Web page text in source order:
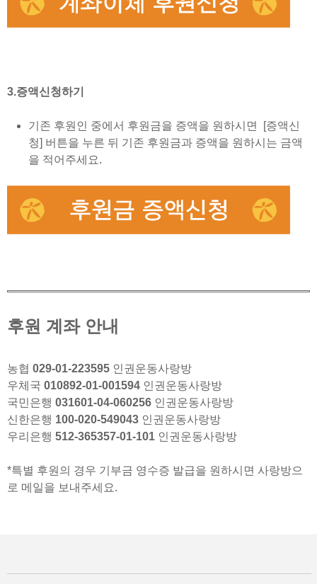
3.증액신청하기
기존 후원인 중에서 후원금을 증액을 원하시면 [증액신
청] 버튼을 누른 뒤 기존 후원금과 증액을 원하시는 금액
을 적어주세요.
후원 계좌 안내
농협 029-01-223595 인권운동사랑방
우체국 010892-01-001594 인권운동사랑방
국민은행 031601-04-060256 인권운동사랑방
신한은행 100-020-549043 인권운동사랑방
우리은행 512-365357-01-101 인권운동사랑방
*특별 후원의 경우 기부금 영수증 발급을 원하시면 사랑방으
로 메일을 보내주세요.